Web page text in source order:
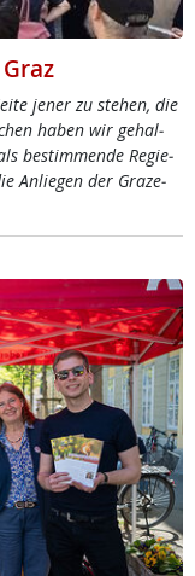
je­ner zu ste­hen, die
ha­ben wir ge­hal­
be­stim­men­de Re­gie­
An­lie­gen der Gra­ze­